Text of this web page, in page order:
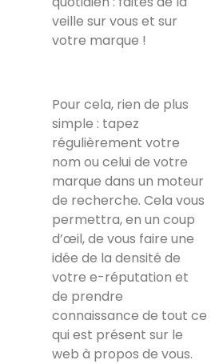
veille sur vous et sur
votre marque !
Pour cela, rien de plus
simple : tapez
régulièrement votre
nom ou celui de votre
marque dans un moteur
de recherche. Cela vous
permettra, en un coup
d’œil, de vous faire une
idée de la densité de
votre e-réputation et
de prendre
connaissance de tout ce
qui est présent sur le
web à propos de vous.